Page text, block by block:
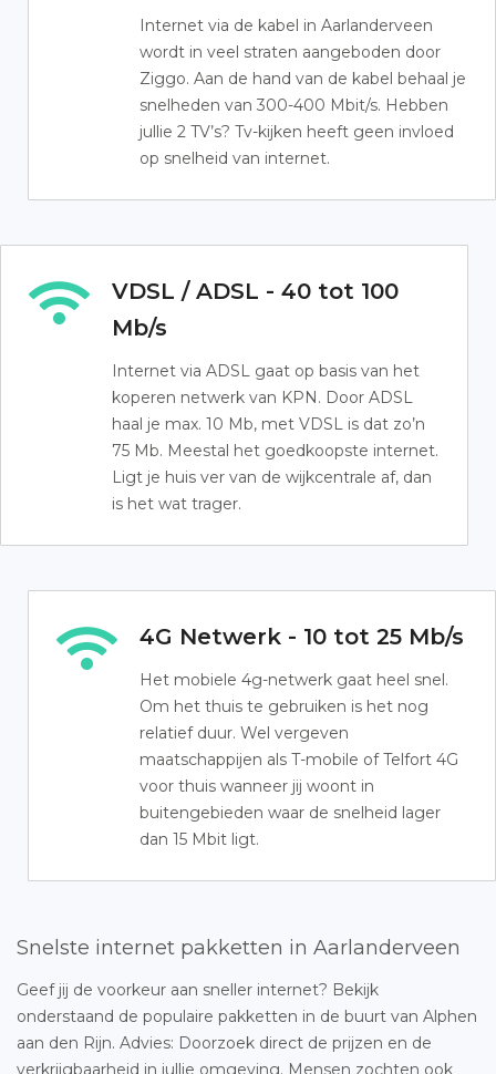
Internet via de kabel in Aarlanderveen
wordt in veel straten aangeboden door
Ziggo. Aan de hand van de kabel behaal je
snelheden van 300-400 Mbit/s. Hebben
jullie 2 TV’s? Tv-kijken heeft geen invloed
op snelheid van internet.
VDSL / ADSL - 40 tot 100
Mb/s
Internet via ADSL gaat op basis van het
koperen netwerk van KPN. Door ADSL
haal je max. 10 Mb, met VDSL is dat zo’n
75 Mb. Meestal het goedkoopste internet.
Ligt je huis ver van de wijkcentrale af, dan
is het wat trager.
4G Netwerk - 10 tot 25 Mb/s
Het mobiele 4g-netwerk gaat heel snel.
Om het thuis te gebruiken is het nog
relatief duur. Wel vergeven
maatschappijen als T-mobile of Telfort 4G
voor thuis wanneer jij woont in
buitengebieden waar de snelheid lager
dan 15 Mbit ligt.
Snelste internet pakketten in Aarlanderveen
Geef jij de voorkeur aan sneller internet? Bekijk
onderstaand de populaire pakketten in de buurt van Alphen
aan den Rijn. Advies: Doorzoek direct de prijzen en de
verkrijgbaarheid in jullie omgeving. Mensen zochten ook